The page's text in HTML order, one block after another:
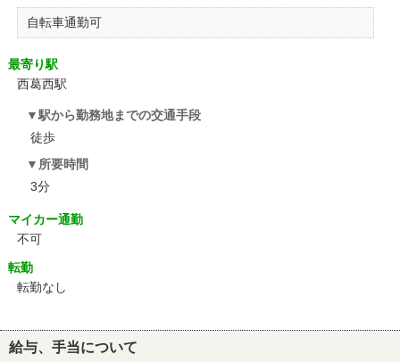
自転車通勤可
最寄り駅
西葛西駅
駅から勤務地までの交通手段
徒歩
所要時間
3分
マイカー通勤
不可
転勤
転勤なし
給与、手当について